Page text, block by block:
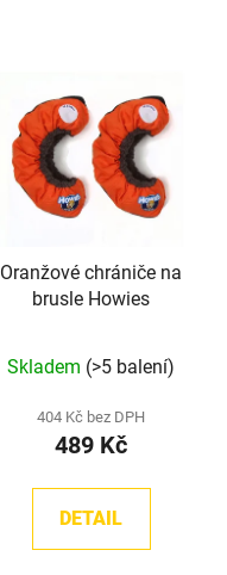
Oranžové chrániče na
brusle Howies
hodnocení
produktu
je
z
Skladem (>5 balení)
404 Kč bez DPH
489 Kč
DETAIL